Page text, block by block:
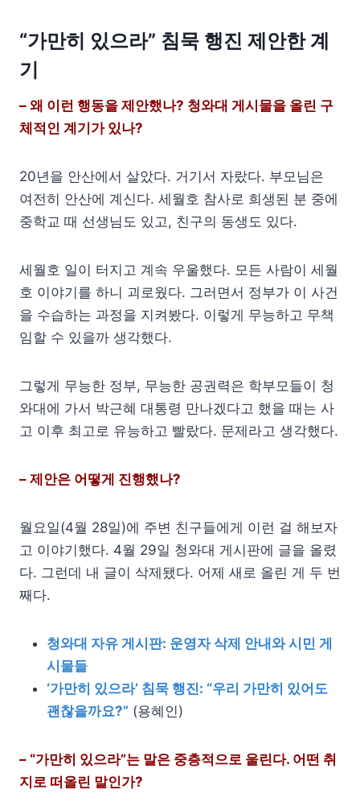
“가만히 있으라” 침묵 행진 제안한 계
기
– 왜 이런 행동을 제안했나? 청와대 게시물을 올린 구
체적인 계기가 있나?
20년을 안산에서 살았다. 거기서 자랐다. 부모님은
여전히 안산에 계신다. 세월호 참사로 희생된 분 중에
중학교 때 선생님도 있고, 친구의 동생도 있다.
세월호 일이 터지고 계속 우울했다. 모든 사람이 세월
호 이야기를 하니 괴로웠다. 그러면서 정부가 이 사건
을 수습하는 과정을 지켜봤다. 이렇게 무능하고 무책
임할 수 있을까 생각했다.
그렇게 무능한 정부, 무능한 공권력은 학부모들이 청
와대에 가서 박근혜 대통령 만나겠다고 했을 때는 사
고 이후 최고로 유능하고 빨랐다. 문제라고 생각했다.
– 제안은 어떻게 진행했나?
월요일(4월 28일)에 주변 친구들에게 이런 걸 해보자
고 이야기했다. 4월 29일 청와대 게시판에 글을 올렸
다. 그런데 내 글이 삭제됐다. 어제 새로 올린 게 두 번
째다.
청와대 자유 게시판: 운영자 삭제 안내와 시민 게
시물들
‘가만히 있으라’ 침묵 행진: “우리 가만히 있어도
괜찮을까요?” (용혜인)
– “가만히 있으라”는 말은 중층적으로 울린다. 어떤 취
지로 떠올린 말인가?